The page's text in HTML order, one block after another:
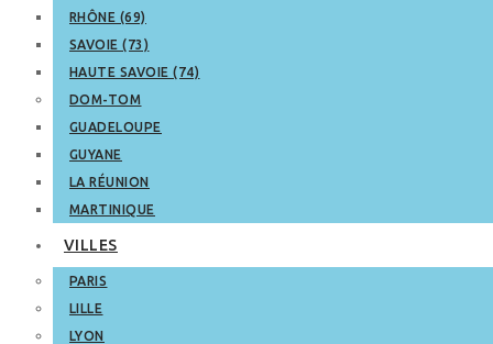
RHÔNE (69)
SAVOIE (73)
HAUTE SAVOIE (74)
DOM-TOM
GUADELOUPE
GUYANE
LA RÉUNION
MARTINIQUE
VILLES
PARIS
LILLE
LYON